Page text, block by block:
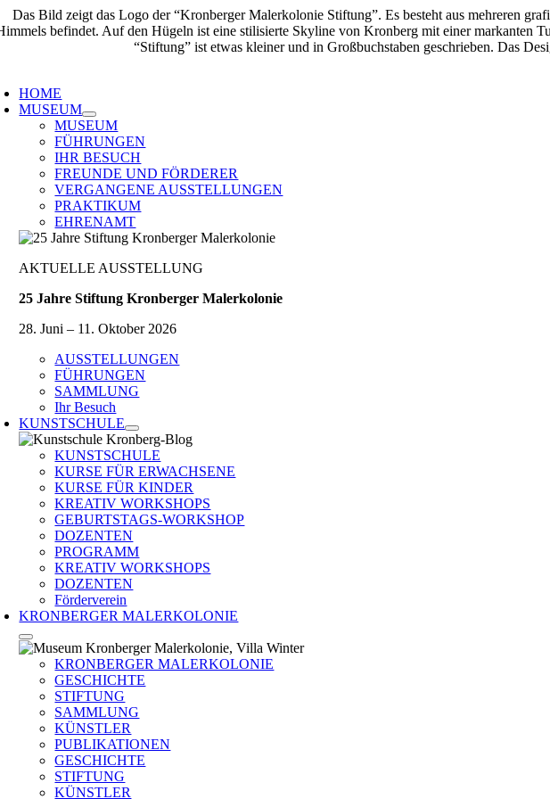
Zum
Inhalt
HOME
MUSEUM
MUSEUM
FÜHRUNGEN
IHR BESUCH
FREUNDE UND FÖRDERER
VERGANGENE AUSSTELLUNGEN
PRAKTIKUM
EHRENAMT
AKTUELLE AUSSTELLUNG
25 Jahre Stiftung Kronberger Malerkolonie
28. Juni – 11. Oktober 2026
AUSSTELLUNGEN
FÜHRUNGEN
SAMMLUNG
Ihr Besuch
KUNSTSCHULE
KUNSTSCHULE
KURSE FÜR ERWACHSENE
KURSE FÜR KINDER
KREATIV WORKSHOPS
GEBURTSTAGS-WORKSHOP
DOZENTEN
PROGRAMM
KREATIV WORKSHOPS
DOZENTEN
Förderverein
KRONBERGER MALERKOLONIE
KRONBERGER MALERKOLONIE
GESCHICHTE
STIFTUNG
SAMMLUNG
KÜNSTLER
PUBLIKATIONEN
GESCHICHTE
STIFTUNG
KÜNSTLER